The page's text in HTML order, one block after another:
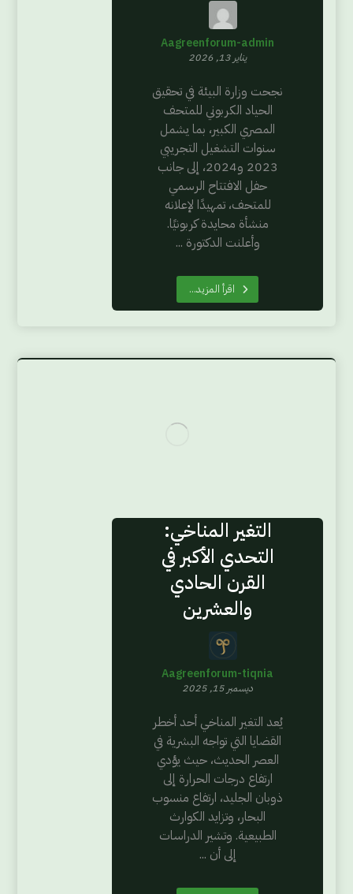
Aagreenforum-admin
يناير 13, 2026
نجحت وزارة البيئة في تحقيق
الحياد الكربوني للمتحف
المصري الكبير، بما يشمل
سنوات التشغيل التجريبي
2023 و2024، إلى جانب
حفل الافتتاح الرسمي
للمتحف، تمهيدًا لإعلانه
منشأة محايدة كربونيًا.
وأعلنت الدكتورة ...
اقرأ المزيد...
التغير المناخي:
التحدي الأكبر في
القرن الحادي
والعشرين
Aagreenforum-tiqnia
ديسمبر 15, 2025
يُعد التغير المناخي أحد أخطر
القضايا التي تواجه البشرية في
العصر الحديث، حيث يؤدي
ارتفاع درجات الحرارة إلى
ذوبان الجليد، ارتفاع منسوب
البحار، وتزايد الكوارث
الطبيعية. وتشير الدراسات
إلى أن ...